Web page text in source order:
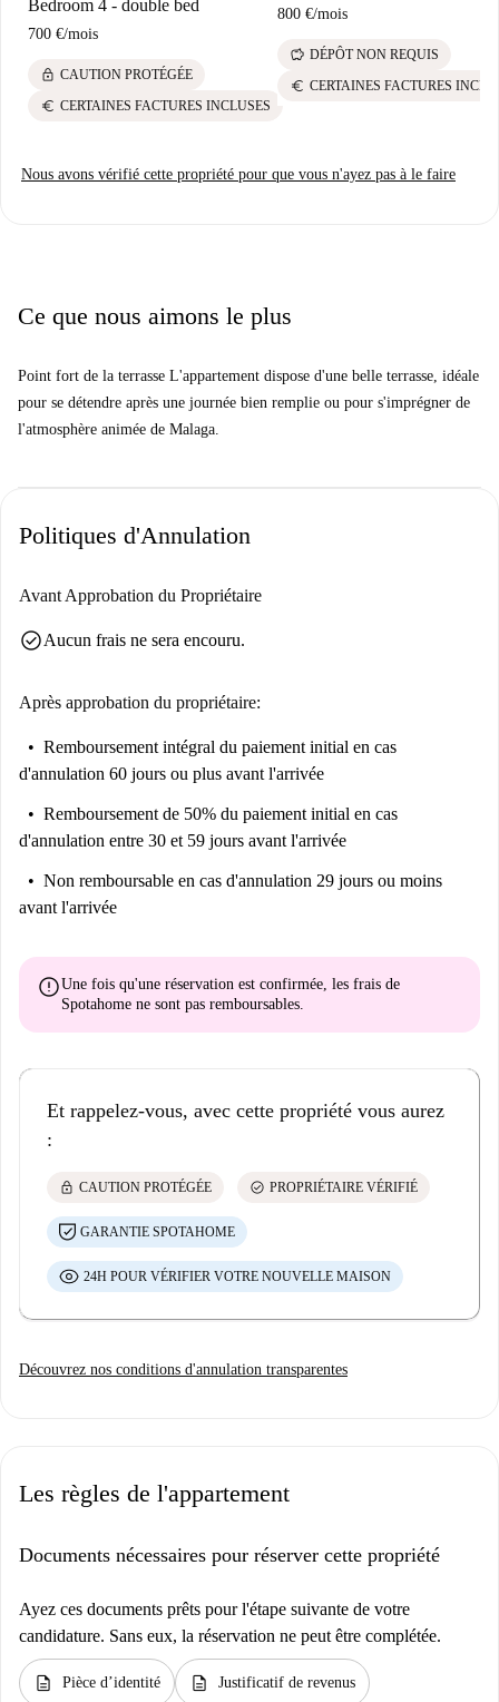
Bedroom 4 - double bed
700 €/mois
lock CAUTION PROTÉGÉE
euro CERTAINES FACTURES INCLUSES
800 €/mois
savings DÉPÔT NON REQUIS
euro CERTAINES FACTURES
Nous avons vérifié cette propriété pour que vous n'ayez pas à le faire
Ce que nous aimons le plus
Point fort de la terrasse L'appartement dispose d'une belle terrasse, idéale
pour se détendre après une journée bien remplie ou pour s'imprégner de
l'atmosphère animée de Malaga.
Politiques d'Annulation
Avant Approbation du Propriétaire
check_circleAucun frais ne sera encouru.
Après approbation du propriétaire:
Remboursement intégral du paiement initial en cas
d'annulation 60 jours ou plus avant l'arrivée
Remboursement de 50% du paiement initial en cas
d'annulation entre 30 et 59 jours avant l'arrivée
Non remboursable en cas d'annulation 29 jours ou moins
avant l'arrivée
errorUne fois qu'une réservation est confirmée, les frais de
Spotahome ne sont pas remboursables
Et rappelez-vous, avec cette propriété vous aurez
:
lock CAUTION PROTÉGÉE check_circle PROPRIÉTAIRE VÉRIFIÉ
GARANTIE SPOTAHOME
24H POUR VÉRIFIER VOTRE NOUVELLE MAISON
Découvrez nos conditions d'annulation transparentes
Les règles de l'appartement
Documents nécessaires pour réserver cette propriété
Ayez ces documents prêts pour l'étape suivante de votre
candidature. Sans eux, la réservation ne peut être complétée.
description Pièce d’identité description Justificatif de revenus